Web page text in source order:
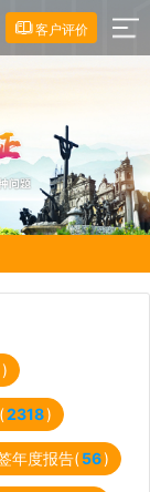
客户评价
)
2318)
年度报告(56)